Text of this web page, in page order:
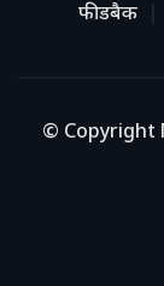
फीडबैक
© Copyright